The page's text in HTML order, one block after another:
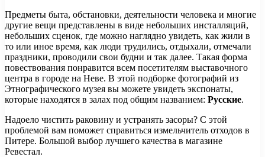
Предметы быта, обстановки, деятельности человека и многие
другие вещи представлены в виде небольших инсталляций,
небольших сценок, где можно наглядно увидеть, как жили в
то или иное время, как люди трудились, отдыхали, отмечали
праздники, проводили свои будни и так далее. Такая форма
повествования понравится всем посетителям выставочного
центра в городе на Неве. В этой подборке фотографий из
Этнографического музея вы можете увидеть экспонаты,
которые находятся в залах под общим названием: Русские.
Надоело чистить раковину и устранять засоры? С этой
проблемой вам поможет справиться измельчитель отходов в
Питере. Большой выбор лучшего качества в магазине
Ревестал.